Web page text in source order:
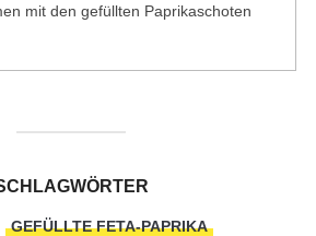
mit den gefüllten Paprikaschoten
GEFÜLLTE FETA-PAPRIKA